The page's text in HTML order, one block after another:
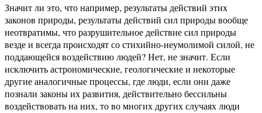
Значит ли это, что например, результаты действий этих
законов природы, результаты действий сил природы вообще
неотвратимы, что разрушительное действие сил природы
везде и всегда происходят со стихийно-неумолимой силой, не
поддающейся воздействию людей? Нет, не значит. Если
исключить астрономические, геологические и некоторые
другие аналогичные процессы, где люди, если они даже
познали законы их развития, действительно бессильны
воздействовать на них, то во многих других случаях люди